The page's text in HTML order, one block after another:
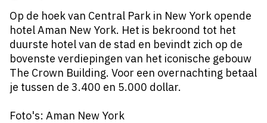
Op de hoek van Central Park in New York opende
hotel Aman New York. Het is bekroond tot het
duurste hotel van de stad en bevindt zich op de
bovenste verdiepingen van het iconische gebouw
The Crown Building. Voor een overnachting betaal
je tussen de 3.400 en 5.000 dollar.
Foto's: Aman New York